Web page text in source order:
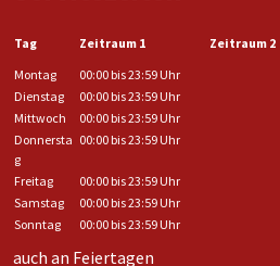
Tag Zeitraum 1
Zeitraum 2
Montag
00:00 bis 23:59 Uhr
Dienstag
00:00 bis 23:59 Uhr
Mittwoch
00:00 bis 23:59 Uhr
Donnersta
g
00:00 bis 23:59 Uhr
Freitag
00:00 bis 23:59 Uhr
Samstag
00:00 bis 23:59 Uhr
Sonntag
00:00 bis 23:59 Uhr
auch an Feiertagen